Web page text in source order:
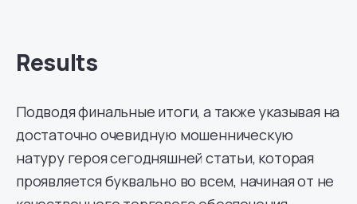
Results
Подводя финальные итоги, а также указывая на
достаточно очевидную мошенническую
натуру героя сегодняшней статьи, которая
проявляется буквально во всем, начиная от не